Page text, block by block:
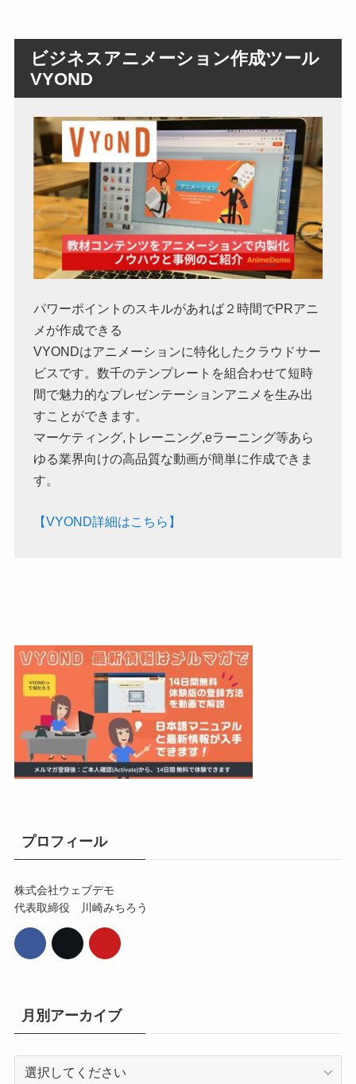
ビジネスアニメーション作成ツール
VYOND
パワーポイントのスキルがあれば２時間でPRアニ
メが作成できる
VYONDはアニメーションに特化したクラウドサー
ビスです。数千のテンプレートを組合わせて短時
間で魅力的なプレゼンテーションアニメを生み出
すことができます。
マーケティング,トレーニング,eラーニング等あら
ゆる業界向けの高品質な動画が簡単に作成できま
す。
【VYOND詳細はこちら】
プロフィール
株式会社ウェブデモ
代表取締役 川崎みちろう
月別アーカイブ